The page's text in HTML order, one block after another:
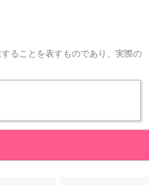
ることを表すものであり、実際の